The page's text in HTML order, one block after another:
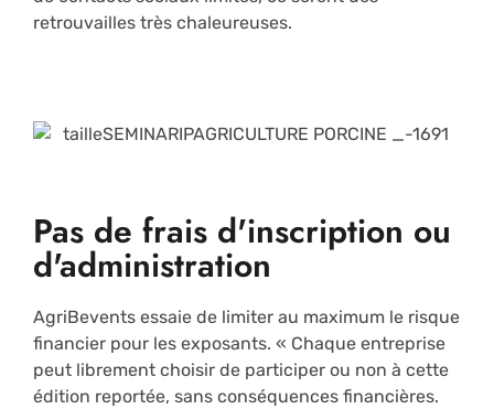
retrouvailles très chaleureuses.
Pas de frais d'inscription ou
d'administration
AgriBevents essaie de limiter au maximum le risque
financier pour les exposants. « Chaque entreprise
peut librement choisir de participer ou non à cette
édition reportée, sans conséquences financières.